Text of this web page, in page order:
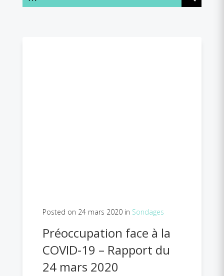
Posted on 24 mars 2020 in Sondages
Préoccupation face à la
COVID-19 – Rapport du
24 mars 2020